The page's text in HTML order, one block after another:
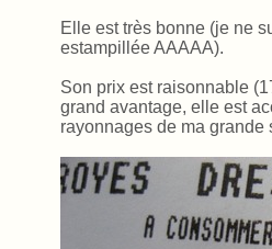
Elle est très bonne (je ne
estampillée AAAAA).
Son prix est raisonnable
grand avantage, elle est
rayonnages de ma grande